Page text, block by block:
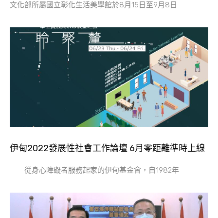
文化部所屬國立彰化生活美學館於8月15日至9月8日
伊甸2022發展性社會工作論壇 6月零距離準時上線
從身心障礙者服務起家的伊甸基金會，自1982年